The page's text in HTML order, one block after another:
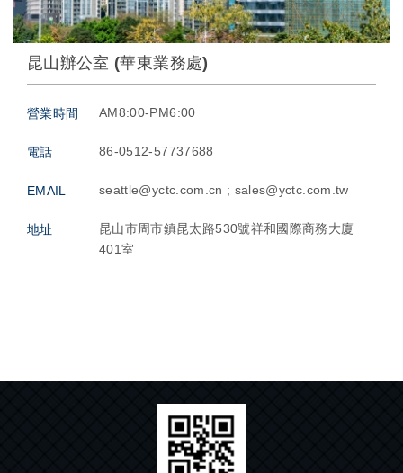
昆山辦公室 (華東業務處)
營業時間 AM8:00-PM6:00
電話 86-0512-57737688
EMAIL seattle@yctc.com.cn ; sales@yctc.com.tw
地址
昆山市周市鎮昆太路530號祥和國際商務大廈
401室